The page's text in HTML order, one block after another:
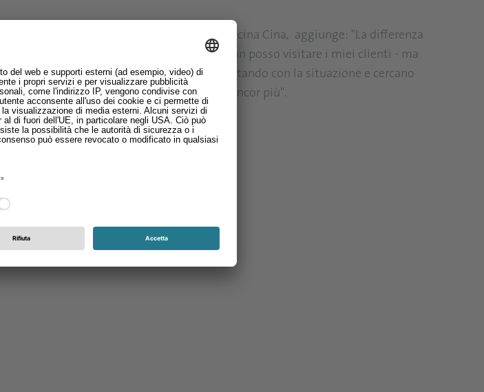
Xu Shidong, collega venditore della vicina Cina, aggiunge: "La differenza
maggiore rispetto a prima è che io non posso visitare i miei clienti - ma
loro capiscono. Anche loro stanno lottando con la situazione e cercano
di trarne il meglio. Questo ci unisce ancor più".